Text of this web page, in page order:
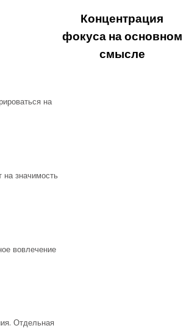
Концентрация
фокуса на основном
смысле
на
значимость
вовлечение
Отдельная